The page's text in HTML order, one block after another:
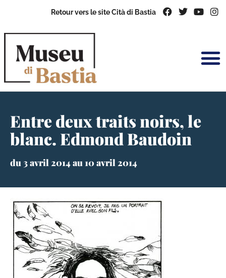
Retour vers le site Cità di Bastia
Entre deux traits noirs, le
blanc. Edmond Baudoin
du 3 avril 2014 au 10 avril 2014